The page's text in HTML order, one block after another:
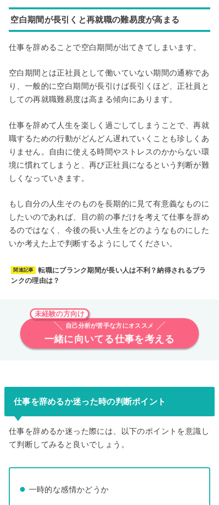
空白期間が長引くと再就職の難易度が高まる
仕事を辞めることで空白期間が出てきてしまいます。
空白期間とは正社員として働いていない期間の通称であ
り、一般的に空白期間が長引けば長引くほど、正社員と
しての再就職難易度は高まる傾向にあります。
仕事を辞めて人生を楽しく過ごしてしまうことで、再就
職するための行動がどんどん遅れていくことも珍しくあ
りません。自由に使える時間やストレスのかからない環
境に慣れてしまうと、再び正社員になるという判断が難
しくなっていきます。
もし自分の人生そのものを長期的に見て有意義なものに
したいのであれば、目の前の事だけを考えて仕事を辞め
るのではなく、今後の長い人生をどのようなものにした
いか考えた上で判断するようにしてください。
関連記事
転職にブランク期間が長い人は不利？納得されるブラ
ンクの理由は？
未経験の方向け
自己分析が苦手な方にオススメ
一緒に向いてる仕事を考える
仕事を辞めるか迷った時の判断ポイント
仕事を辞めるか迷った際には、以下のポイントを意識し
て判断してみると良いでしょう。
一時的な感情かどうか